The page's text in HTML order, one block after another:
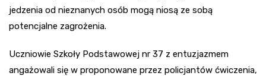
jedzenia od nieznanych osób mogą niosą ze sobą
potencjalne zagrożenia.
Uczniowie Szkoły Podstawowej nr 37 z entuzjazmem
angażowali się w proponowane przez policjantów ćwiczenia,